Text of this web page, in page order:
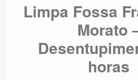
Limpa Fossa
Morato
horas